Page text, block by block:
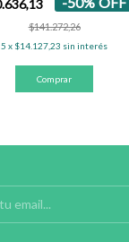
$141.272,26
5 x $14.127,23 sin interés